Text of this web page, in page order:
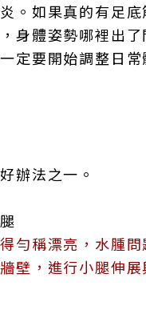
。如果真的有足底
身體姿勢哪裡出了
定要開始調整日常
辦法之一。
勻稱漂亮，水腫問
壁，進行小腿伸展